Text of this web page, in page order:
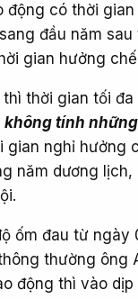
động có thời
đầu năm
gian hưởng
thời gian tối
không tính
gian nghỉ hưởng
năm dương
ốm đau từ
thường ông
động thì vào